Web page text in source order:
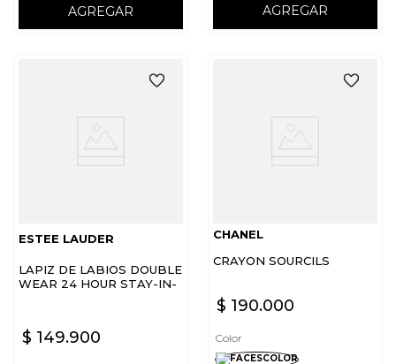
AGREGAR AGREGAR
ESTEE LAUDER
LAPIZ DE LABIOS DOUBLE
WEAR 24 HOUR STAY-IN-
$ 149.900
CHANEL
CRAYON SOURCILS
$ 190.000
Color